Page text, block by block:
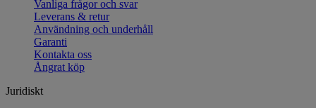
Vanliga frågor och svar
Leverans & retur
Användning och underhåll
Garanti
Kontakta oss
Ångrat köp
Juridiskt